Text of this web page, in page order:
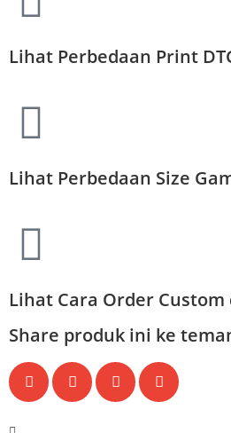
Lihat Perbedaan Print
Lihat Perbedaan Size
Lihat Cara Order
Share produk ini ke